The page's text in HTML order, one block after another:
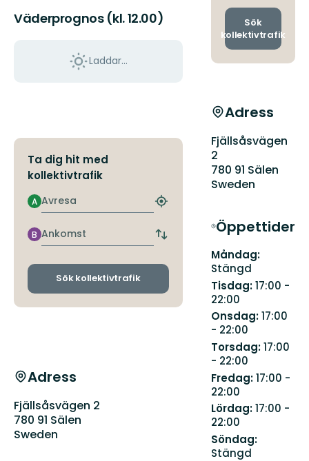
Väderprognos (kl. 12.00)
Laddar...
Ta dig hit med
kollektivtrafik
Avresa
A
Hitta
hållplats
Ankomst
B
Byt
och
ankomsthållplatser
Sök kollektivtrafik
Adress
Fjällsåsvägen 2
780 91 Sälen
Sweden
och
Sök
kollektivtrafik
Adress
Fjällsåsvägen
2
780 91 Sälen
Sweden
Öppettider
Måndag:
Stängd
Tisdag:17:00 -
22:00
Onsdag:17:00
- 22:00
Torsdag:17:00
- 22:00
Fredag:17:00 -
22:00
Lördag:17:00 -
22:00
Söndag:
Stängd